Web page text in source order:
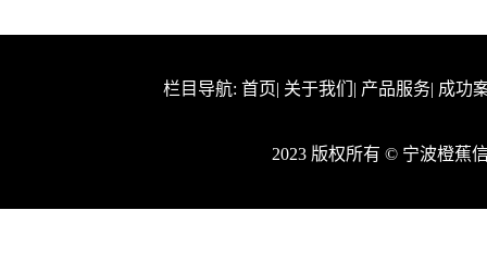
栏目导航: 首页| 关于我们 | 产品服务| 成功
2023 版权所有 © 宁波橙蕉